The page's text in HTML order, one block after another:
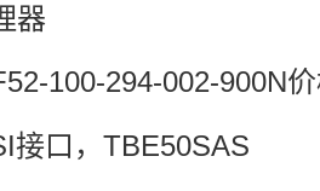
器
100-294-002-900N
接口，TBE50SAS